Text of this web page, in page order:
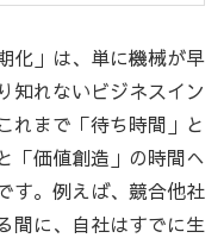
化」は、単に機械が早
知れないビジネスイン
れまで「待ち時間」と
「価値創造」の時間へ
す。例えば、競合他社
間に、自社はすでに生